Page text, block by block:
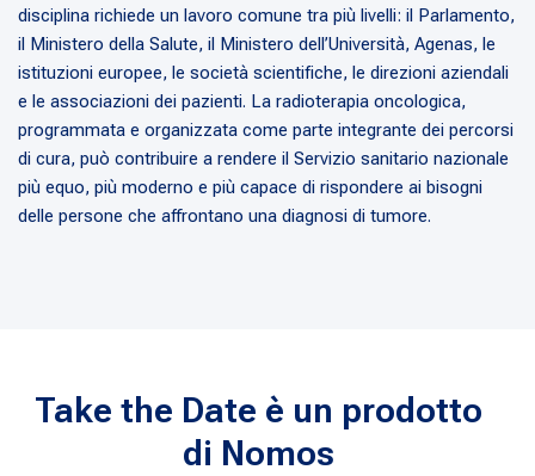
disciplina richiede un lavoro comune tra più livelli: il Parlamento,
il Ministero della Salute, il Ministero dell’Università, Agenas, le
istituzioni europee, le società scientifiche, le direzioni aziendali
e le associazioni dei pazienti. La radioterapia oncologica,
programmata e organizzata come parte integrante dei percorsi
di cura, può contribuire a rendere il Servizio sanitario nazionale
più equo, più moderno e più capace di rispondere ai bisogni
delle persone che affrontano una diagnosi di tumore.
Take the Date è un prodotto
di Nomos